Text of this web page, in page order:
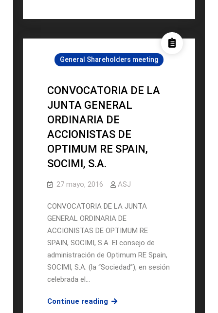
DE
GENERAL
Y
DE
ACCIONISTAS
DE
“OPTIMUM
S.A.”
General Shareholders meeting
CONVOCATORIA DE LA
JUNTA GENERAL
ORDINARIA DE
ACCIONISTAS DE
OPTIMUM RE SPAIN,
SOCIMI, S.A.
27 mayo, 2016 ASJ
CONVOCATORIA DE LA JUNTA
GENERAL ORDINARIA DE
ACCIONISTAS DE OPTIMUM RE
SPAIN, SOCIMI, S.A. El consejo de
administración de Optimum RE Spain,
SOCIMI, S.A. (la “Sociedad”), en sesión
celebrada el…
Continue readingCONVOCATORIA